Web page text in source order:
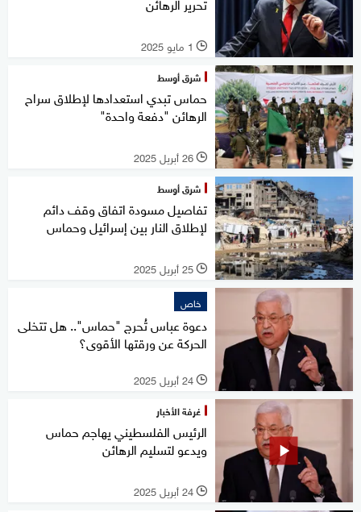
l 1 مايو 2025
شرق أوسط
حماس تبدي استعدادها لإطلاق سراح
الرهائن "دفعة واحدة"
l 26 أبريل 2025
شرق أوسط
تفاصيل مسودة اتفاق وقف دائم
لإطلاق النار بين إسرائيل وحماس
l 25 أبريل 2025
خاص
دعوة عباس تُحرج "حماس".. هل تتخلى
الحركة عن ورقتها الأقوى؟
l 24 أبريل 2025
غرفة الأخبار
الرئيس الفلسطيني يهاجم حماس
ويدعو لتسليم الرهائن
l 24 أبريل 2025